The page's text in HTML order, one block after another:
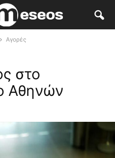
Αγορές
στο
Αθηνών